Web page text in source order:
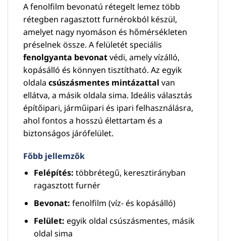
A fenolfilm bevonatú rétegelt lemez több
rétegben ragasztott furnérokból készül,
amelyet nagy nyomáson és hőmérsékleten
préselnek össze. A felületét speciális
fenolgyanta bevonatvédi, amely vízálló,
kopásálló és könnyen tisztítható. Az egyik
oldala csúszásmentes mintázattal van
ellátva, a másik oldala sima. Ideális választás
építőipari, járműipari és ipari felhasználásra,
ahol fontos a hosszú élettartam és a
biztonságos járófelület.
Főbb jellemzők
Felépítés: többrétegű, keresztirányban
ragasztott furnér
Bevonat: fenolfilm (víz- és kopásálló)
Felület: egyik oldal csúszásmentes, másik
oldal sima